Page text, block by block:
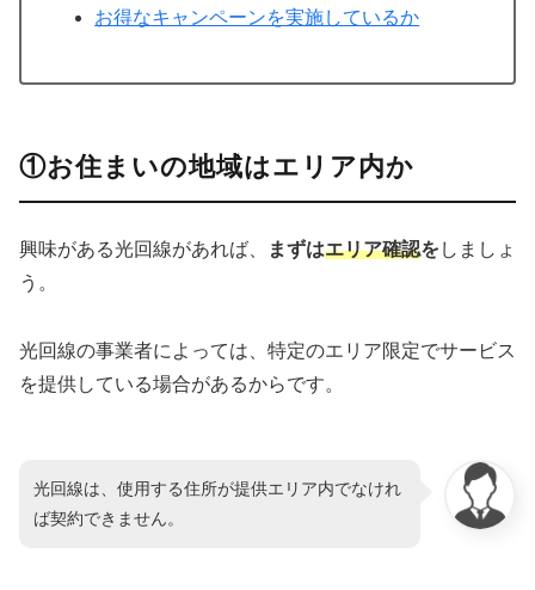
お得なキャンペーンを実施しているか
①お住まいの地域はエリア内か
興味がある光回線があれば、 まずはエリア確認を しましょ
う。
光回線の事業者によっては、特定のエリア限定でサービス
を提供している場合があるからです。
光回線は、使用する住所が提供エリア内でなけれ
ば契約できません。